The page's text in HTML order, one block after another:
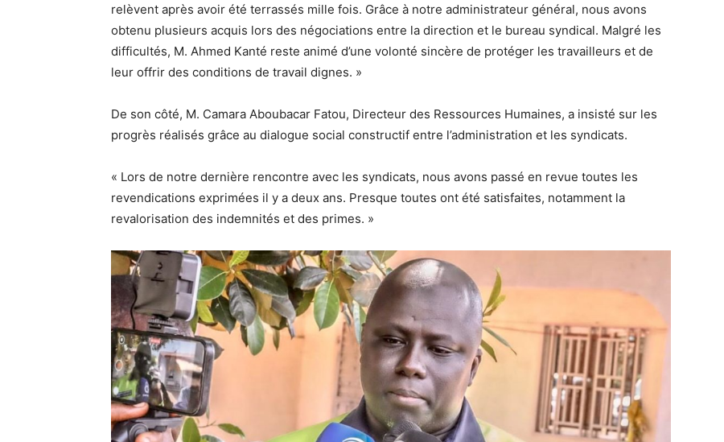
relèvent après avoir été terrassés mille fois. Grâce à notre administrateur général, nous avons
obtenu plusieurs acquis lors des négociations entre la direction et le bureau syndical. Malgré les
difficultés, M. Ahmed Kanté reste animé d’une volonté sincère de protéger les travailleurs et de
leur offrir des conditions de travail dignes. »
De son côté, M. Camara Aboubacar Fatou, Directeur des Ressources Humaines, a insisté sur les
progrès réalisés grâce au dialogue social constructif entre l’administration et les syndicats.
« Lors de notre dernière rencontre avec les syndicats, nous avons passé en revue toutes les
revendications exprimées il y a deux ans. Presque toutes ont été satisfaites, notamment la
revalorisation des indemnités et des primes. »